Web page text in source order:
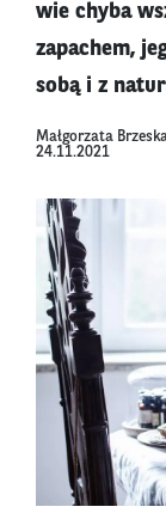
wie chyba
zapachem,
sobą i z
Małgorzata
24.11.2021